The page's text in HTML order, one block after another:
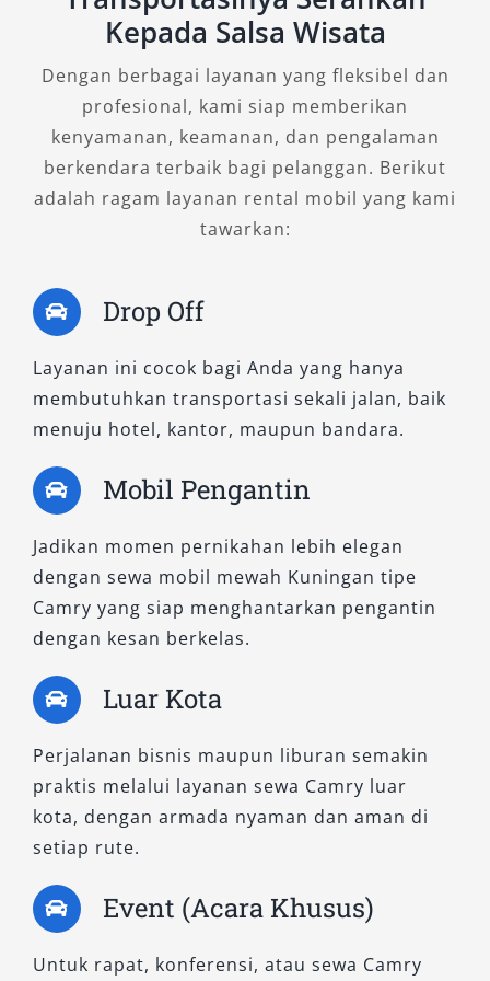
menghadirkan armada terbaik dengan layanan
profesional. Percayakan mobilitas Anda kepada
kami dan nikmati pengalaman berkendara yang
lebih berkelas melalui layananrental mobil
Camry yang fleksibel, nyaman, dan
terpercaya.
Kepada Salsa Wisata
Dengan berbagai layanan yang fleksibel dan
profesional, kami siap memberikan
kenyamanan, keamanan, dan pengalaman
berkendara terbaik bagi pelanggan. Berikut
adalah ragam layanan rental mobil yang kami
tawarkan:
Drop Off
Layanan ini cocok bagi Anda yang hanya
membutuhkan transportasi sekali jalan, baik
menuju hotel, kantor, maupun bandara.
Mobil Pengantin
Jadikan momen pernikahan lebih elegan
dengan sewa mobil mewah Kuningan tipe
Camry yang siap menghantarkan pengantin
dengan kesan berkelas.
Luar Kota
Perjalanan bisnis maupun liburan semakin
praktis melalui layanan sewa Camry luar
kota, dengan armada nyaman dan aman di
setiap rute.
Event (Acara Khusus)
Untuk rapat, konferensi, atau sewa Camry